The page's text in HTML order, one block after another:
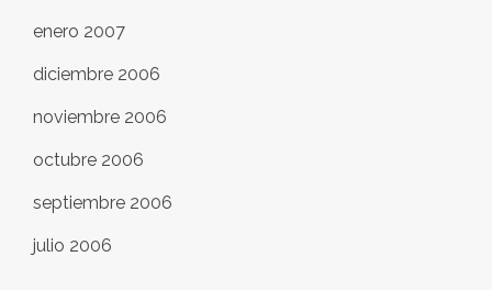
enero 2007
diciembre 2006
noviembre 2006
octubre 2006
septiembre 2006
julio 2006